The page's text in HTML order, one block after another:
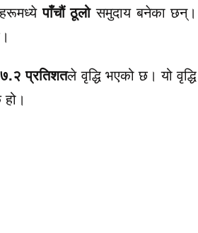
पाँचौं ठूलोसमुदाय बनेका छन्।
प्रतिशतले वृद्धि भएको छ। यो वृद्धि